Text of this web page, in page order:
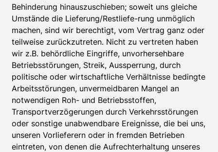
Behinderung hinauszuschieben; soweit uns gleiche
Umstände die Lieferung/Restliefe-rung unmöglich
machen, sind wir berechtigt, vom Vertrag ganz oder
teilweise zurückzutreten. Nicht zu vertreten haben
wir z.B. behördliche Eingriffe, unvorhersehbare
Betriebsstörungen, Streik, Aussperrung, durch
politische oder wirtschaftliche Verhältnisse bedingte
Arbeitsstörungen, unvermeidbaren Mangel an
notwendigen Roh- und Betriebsstoffen,
Transportverzögerungen durch Verkehrsstörungen
oder sonstige unabwendbare Ereignisse, die bei uns,
unseren Vorlieferern oder in fremden Betrieben
eintreten, von denen die Aufrechterhaltung unseres